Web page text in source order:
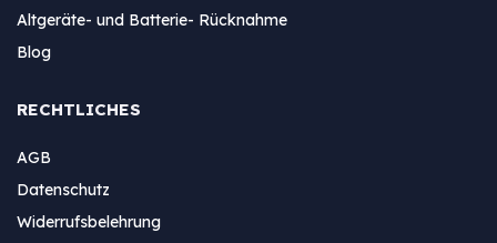
Altgeräte- und Batterie- Rücknahme
Blog
RECHTLICHES
AGB
Datenschutz
Widerrufsbelehrung